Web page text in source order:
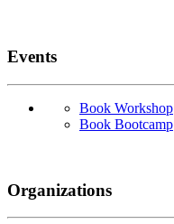
Events
Book Workshop
Book Bootcamp
Organizations